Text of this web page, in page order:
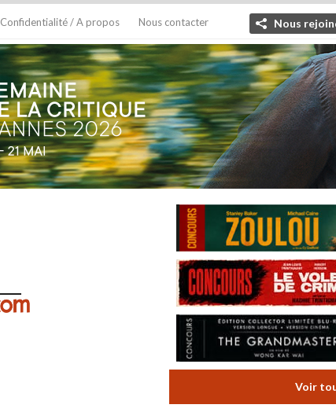
Confidentialité / A propos Nous contacter Nous
Voir